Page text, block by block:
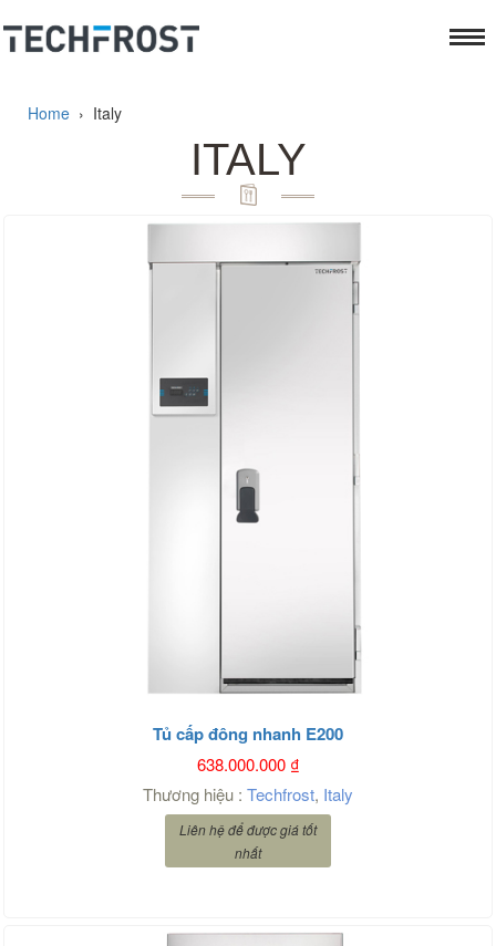
Home › Italy
ITALY
Tủ cấp đông nhanh E200
638.000.000₫
Thương hiệu : Techfrost, Italy
Liên hệ để được giá tốt
nhất